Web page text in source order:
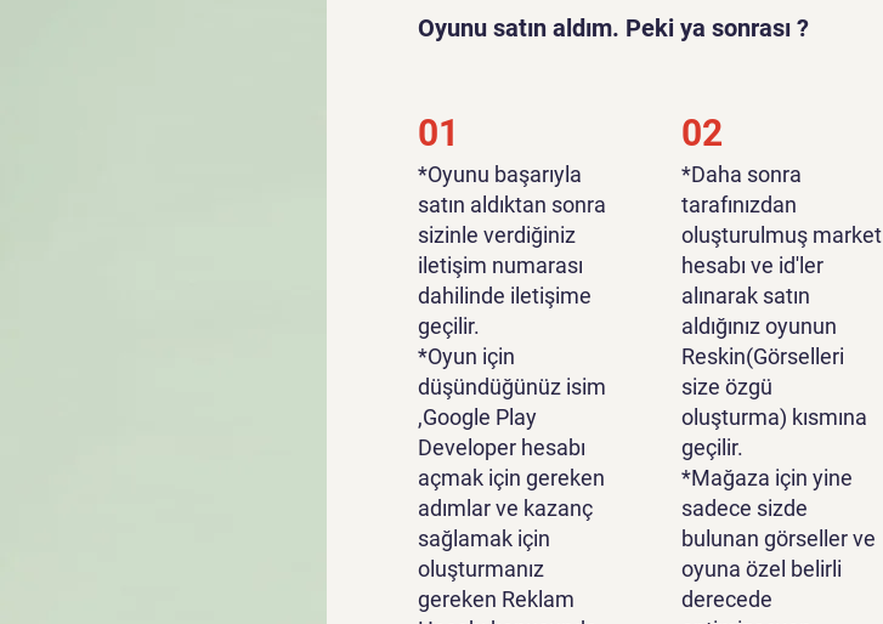
Oyunu satın aldım. Peki ya sonrası ?
01
*Oyunu başarıyla
satın aldıktan sonra
sizinle verdiğiniz
iletişim numarası
dahilinde iletişime
geçilir.
*Oyun için
düşündüğünüz isim
,Google Play
Developer hesabı
açmak için gereken
adımlar ve kazanç
sağlamak için
oluşturmanız
gereken Reklam
02
*Daha sonra
tarafınızdan
oluşturulmuş market
hesabı ve id'ler
alınarak satın
aldığınız oyunun
Reskin(Görselleri
size özgü
oluşturma) kısmına
geçilir.
*Mağaza için yine
sadece sizde
bulunan görseller ve
oyuna özel belirli
derecede